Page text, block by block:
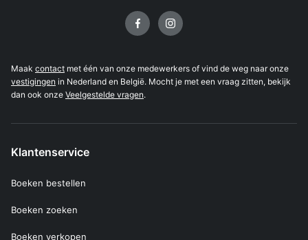
Maak contact met één van onze medewerkers of vind de weg naar onze
vestigingen in Nederland en België. Mocht je met een vraag zitten, bekijk
dan ook onze Veelgestelde vragen.
Klantenservice
Boeken bestellen
Boeken zoeken
Boeken verkopen